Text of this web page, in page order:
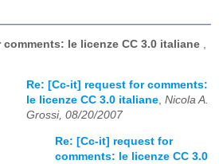
le licenze CC 3.0 italiane
Re: [Cc-it] request for comments:
le licenze CC 3.0 italiane, Nicola A.
Grossi, 08/20/2007
Re: [Cc-it] request for
comments: le licenze CC 3.0